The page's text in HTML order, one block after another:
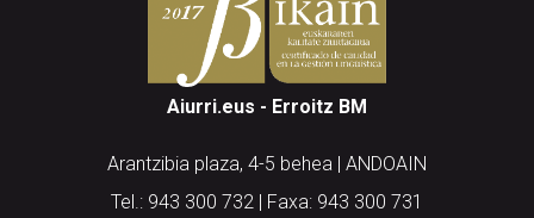
Aiurri.eus - Erroitz BM
Arantzibia plaza, 4-5 behea | ANDOAIN
Tel.: 943 300 732 | Faxa: 943 300 731